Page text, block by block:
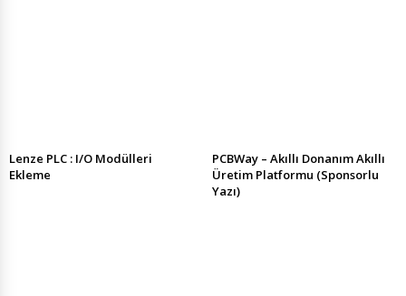
Lenze PLC : I/O Modülleri
Ekleme
PCBWay – Akıllı Donanım Akıllı
Üretim Platformu (Sponsorlu
Yazı)